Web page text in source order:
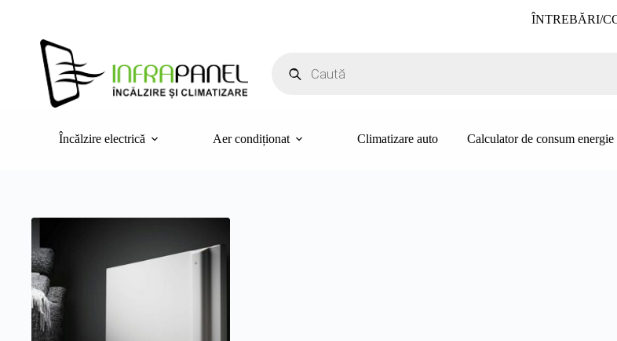
ÎNTREBĂRI/
search
Încălzire electrică Aer condiționat Climatizare auto Calculator de consum energie